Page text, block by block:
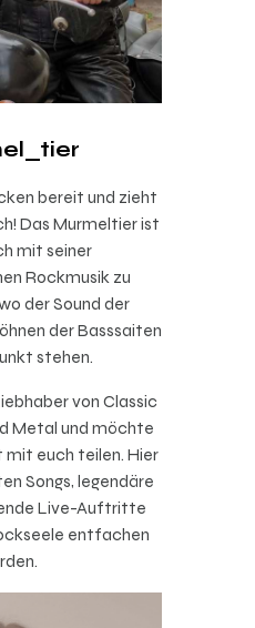
bereit und zieht
Das Murmeltier ist
mit seiner
Rockmusik zu
der Sound der
der Basssaiten
stehen.
von Classic
Metal und möchte
euch teilen. Hier
Songs, legendäre
Live-Auftritte
entfachen